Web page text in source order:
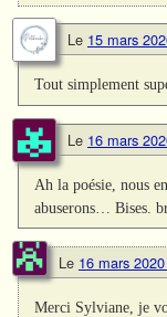
Le 15 mars
Tout simplement
Le 16 mars
Ah la poésie, nous
abuserons… Bises.
Le 16 mars
Merci Sylviane, je